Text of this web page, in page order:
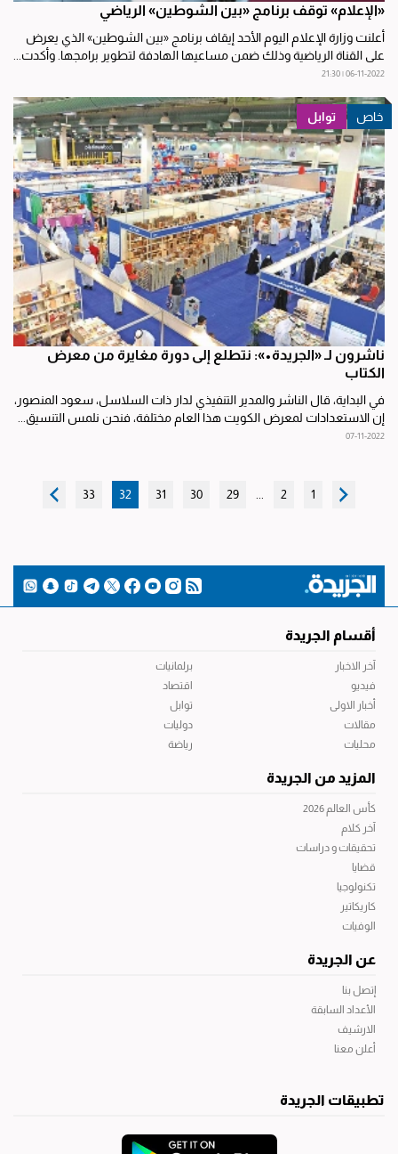
«الإعلام» توقف برنامج «بين الشوطين» الرياضي
أعلنت وزارة الإعلام اليوم الأحد إيقاف برنامج «بين الشوطين» الذي يعرض
على القناة الرياضية وذلك ضمن مساعيها الهادفة لتطوير برامجها. وأكدت...
06-11-2022 | 21:30
توابل
ناشرون لـ «الجريدة•»: نتطلع إلى دورة مغايرة من معرض
الكتاب
في البداية، قال الناشر والمدير التنفيذي لدار ذات السلاسل، سعود المنصور،
إن الاستعدادات لمعرض الكويت هذا العام مختلفة، فنحن نلمس التنسيق...
07-11-2022
1
2
29
30
31
32
33
أقسام الجريدة
آخر الاخبار
فيديو
أخبار الاولى
مقالات
محليات
برلمانيات
اقتصاد
توابل
دوليات
رياضة
المزيد من الجريدة
كأس العالم 2026
آخر كلام
تحقيقات و دراسات
قضايا
تكنولوجيا
كاريكاتير
الوفيات
عن الجريدة
إتصل بنا
الأعداد السابقة
الارشيف
أعلن معنا
تطبيقات الجريدة